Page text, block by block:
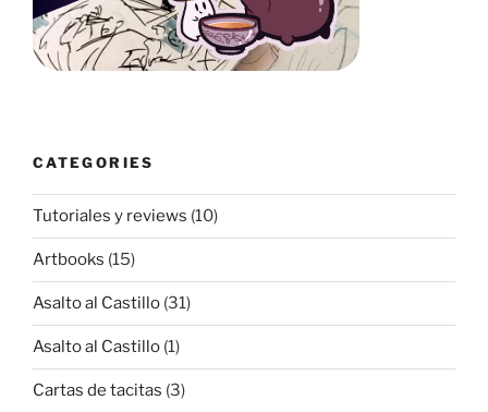
CATEGORIES
Tutoriales y reviews (10)
Artbooks (15)
Asalto al Castillo (31)
Asalto al Castillo (1)
Cartas de tacitas (3)